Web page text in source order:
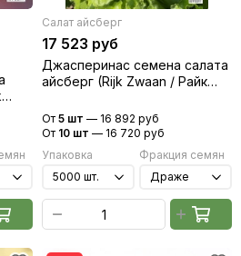
Салат айсберг
17 523 руб
Джасперинас семена салата
айсберг (Rijk Zwaan / Райк
От 5 шт — 16 892 руб
От 10 шт — 16 720 руб
Упаковка
Фракция семян